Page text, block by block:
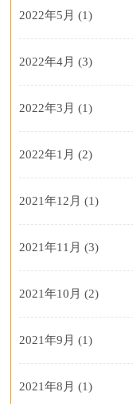
2022年5月 (1)
2022年4月 (3)
2022年3月 (1)
2022年1月 (2)
2021年12月 (1)
2021年11月 (3)
2021年10月 (2)
2021年9月 (1)
2021年8月 (1)